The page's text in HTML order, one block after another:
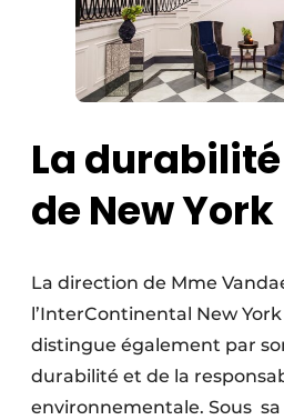
La
de New York
La direction de Mme
l’InterContinental New
distingue également par
durabilité et de la
environnementale. Sous sa